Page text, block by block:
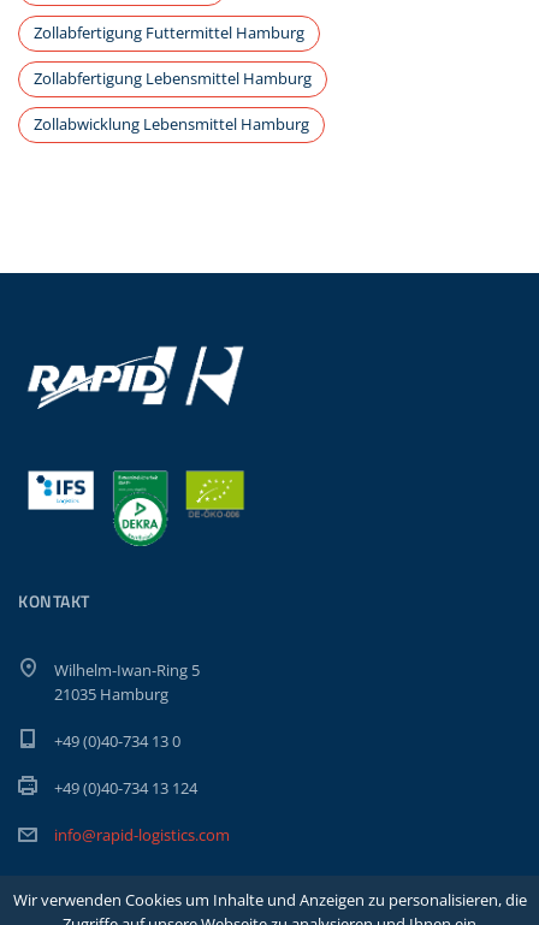
Zollabfertigung Futtermittel Hamburg
Zollabfertigung Lebensmittel Hamburg
Zollabwicklung Lebensmittel Hamburg
KONTAKT
Wilhelm-Iwan-Ring 5
21035 Hamburg
+49 (0)40-734 13 0
+49 (0)40-734 13 124
info@rapid-logistics.com
Wir verwenden Cookies um Inhalte und Anzeigen zu personalisieren, die